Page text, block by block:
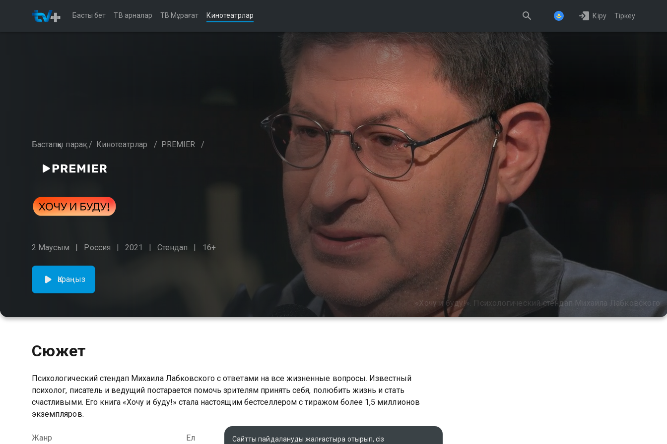
Басты бет ТВ арналар ТВ Мұрағат Кинотеатрлар Кіру Тіркеу
Бастапқы парақ / Кинотеатрлар / PREMIER /
2 Маусым Россия 2021 Стендап 16+
«Хочу и буду!». Психологический стендап Михаила Лабковского
Қараңыз
Сюжет
Психологический стендап Михаила Лабковского с ответами на все жизненные вопросы. Известный
психолог, писатель и ведущий постарается помочь зрителям принять себя, полюбить жизнь и стать
счастливыми. Его книга «Хочу и буду!» стала настоящим бестселлером с тиражом более 1,5 миллионов
экземпляров.
Жанр Ел Түпнұсқа атауы
Сайтты пайдалануды жалғастыра отырып, сіз